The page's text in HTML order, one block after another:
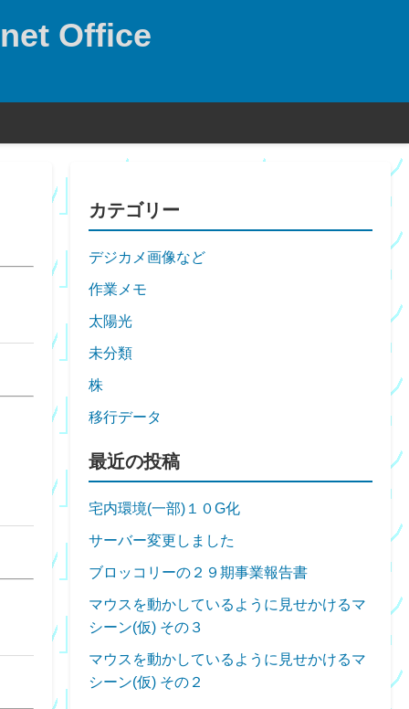
Office
カテゴリー
デジカメ画像など
作業メモ
太陽光
未分類
株
移行データ
最近の投稿
宅内環境(一部)１０G化
サーバー変更しました
ブロッコリーの２９期事業報告書
マウスを動かしているように見せかけるマ
シーン(仮) その３
マウスを動かしているように見せかけるマ
シーン(仮) その２